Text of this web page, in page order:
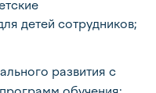
детей сотрудников;
развития с